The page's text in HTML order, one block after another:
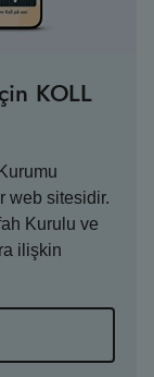
KOLL
web sitesidir.
Kurulu ve
ilişkin